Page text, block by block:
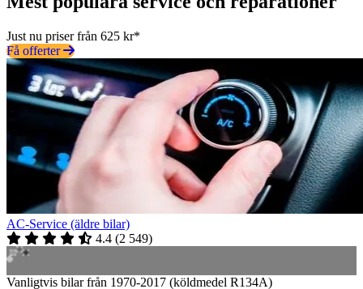
Just nu priser från 625 kr*
Få offerter
AC-Service (äldre bilar)
4.4 (2 549)
Vanligtvis bilar från 1970-2017 (köldmedel R134A)